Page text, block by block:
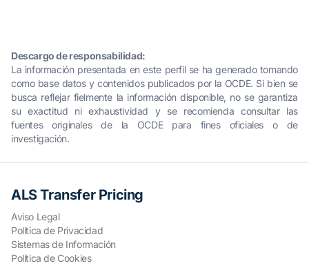
Descargo de responsabilidad:
La información presentada en este perfil se ha generado tomando
como base datos y contenidos publicados por la OCDE. Si bien se
busca reflejar fielmente la información disponible, no se garantiza
su exactitud ni exhaustividad y se recomienda consultar las
fuentes originales de la OCDE para fines oficiales o de
investigación.
ALS Transfer Pricing
Aviso Legal
Política de Privacidad
Sistemas de Información
Política de Cookies